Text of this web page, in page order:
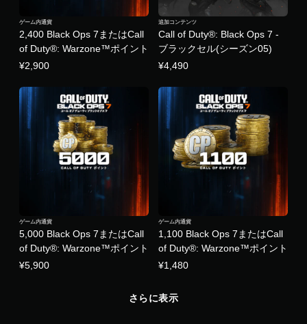
2,400 Black Ops 7またはCall
of Duty®: Warzone™ポイント
ゲーム内通貨
¥2,900
Call of Duty®: Black Ops 7 -
ブラックセル(シーズン05)
追加コンテンツ
¥4,490
5,000 Black Ops 7またはCall
of Duty®: Warzone™ポイント
ゲーム内通貨
¥5,900
1,100 Black Ops 7またはCall
of Duty®: Warzone™ポイント
ゲーム内通貨
¥1,480
さらに表示